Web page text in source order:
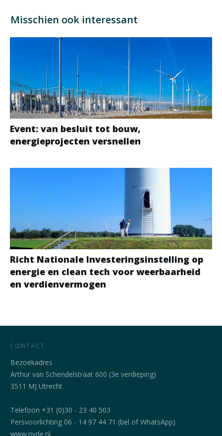
Misschien ook interessant
Event: van besluit tot bouw,
energieprojecten versnellen
Richt Nationale Investeringsinstelling op
energie en clean tech voor weerbaarheid
en verdienvermogen
CONTACT
Bezoekadres
Arthur van Schendelstraat 600 (3e verdieping)
3511 MJ Utrecht
Telefoon +31 (0)30 - 23 40 503
Persvoorlichting 06 - 14 97 44 71 (bel of WhatsApp)
www.nvde.nl